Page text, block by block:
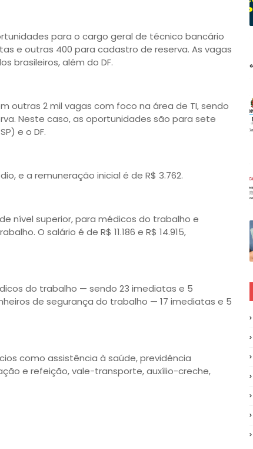
para o cargo geral de técnico bancário
e outras 400 para cadastro de reserva. As vagas
brasileiros, além do DF.
outras 2 mil vagas com foco na área de TI, sendo
Neste caso, as oportunidades são para sete
e o DF.
e a remuneração inicial é de R$ 3.762.
nível superior, para médicos do trabalho e
O salário é de R$ 11.186 e R$ 14.915,
do trabalho — sendo 23 imediatas e 5
de segurança do trabalho — 17 imediatas e 5
como assistência à saúde, previdência
e refeição, vale-transporte, auxílio-creche,